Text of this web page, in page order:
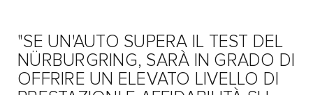
"SE UN'AUTO SUPERA IL TEST DEL
NÜRBURGRING, SARÀ IN GRADO DI
OFFRIRE UN ELEVATO LIVELLO DI